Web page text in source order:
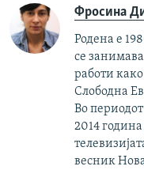
Фросина
Родена е
се
работи
Слободна
Во
2014
весник